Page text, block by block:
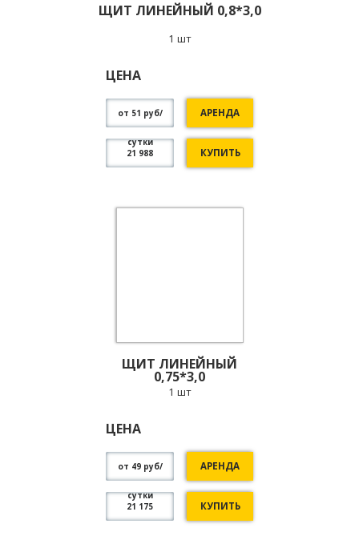
ЩИТ ЛИНЕЙНЫЙ 0,8*3,0
1 шт
ЦЕНА
от 51 руб/
сутки
АРЕНДА
21 988 КУПИТЬ
ЩИТ ЛИНЕЙНЫЙ
0,75*3,0
1 шт
ЦЕНА
от 49 руб/
сутки
АРЕНДА
21 175 КУПИТЬ